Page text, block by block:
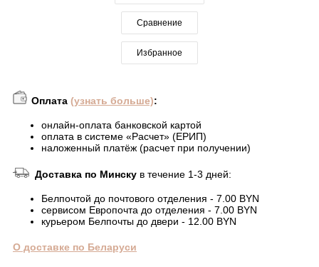
Сравнение
Избранное
Оплата (узнать больше):
онлайн-оплата банковской картой
оплата в системе «Расчет» (ЕРИП)
наложенный платёж (расчет при получении)
Доставка по Минску в течение 1-3 дней:
Белпочтой до почтового отделения - 7.00 BYN
сервисом Европочта до отделения - 7.00 BYN
курьером Белпочты до двери - 12.00 BYN
О доставке по Беларуси